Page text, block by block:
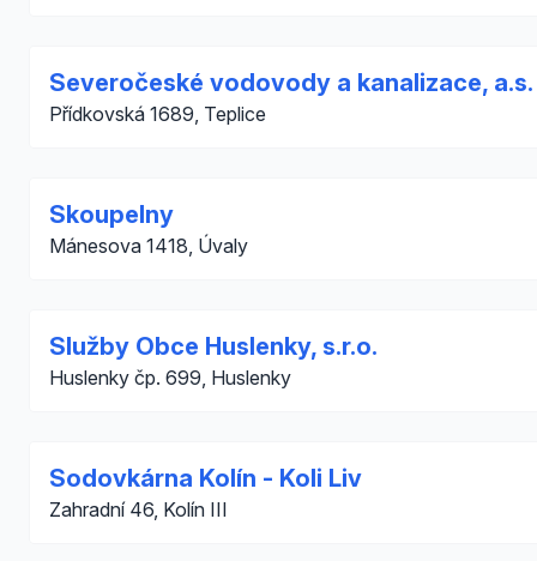
Severočeské vodovody a kanalizace, a.s.
Přídkovská 1689, Teplice
Skoupelny
Mánesova 1418, Úvaly
Služby Obce Huslenky, s.r.o.
Huslenky čp. 699, Huslenky
Sodovkárna Kolín - Koli Liv
Zahradní 46, Kolín III